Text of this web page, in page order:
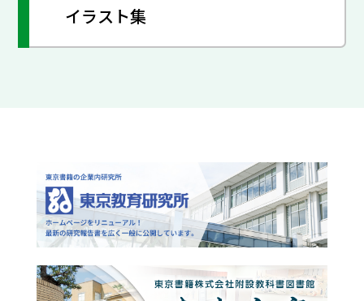
イラスト集